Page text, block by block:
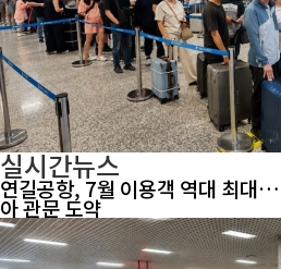
실시간뉴스
연길공항, 7월 이용객 역대 최대
아 관문 도약